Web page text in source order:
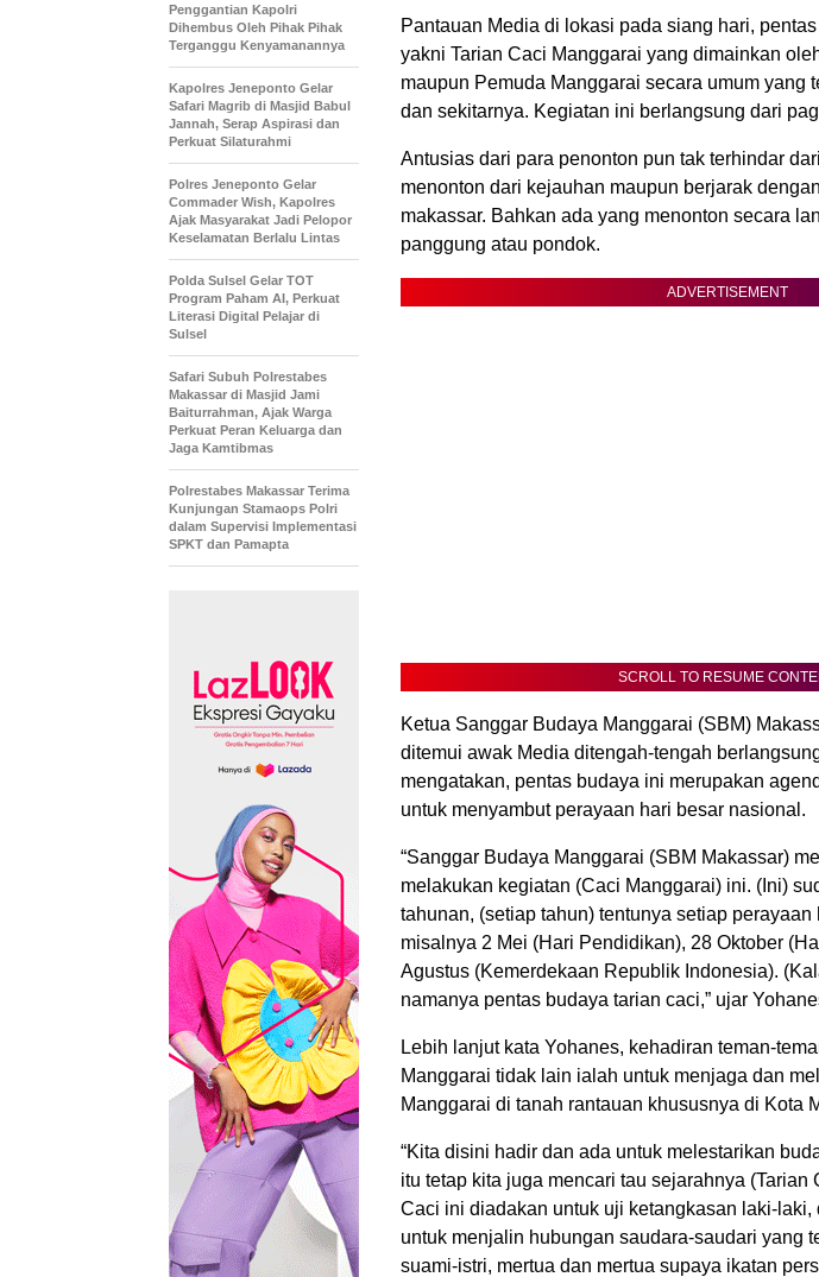
Pantauan Media di lokasi pada siang hari,
yakni Tarian Caci Manggarai yang dimainkan
maupun Pemuda Manggarai secara umum yang
dan sekitarnya. Kegiatan ini berlangsung dari
Antusias dari para penonton pun tak terhindar
menonton dari kejauhan maupun berjarak
makassar. Bahkan ada yang menonton secara
panggung atau pondok.
ADVERTISEMENT
SCROLL TO RESUME
Ketua Sanggar Budaya Manggarai (SBM)
ditemui awak Media ditengah-tengah
mengatakan, pentas budaya ini merupakan
untuk menyambut perayaan hari besar nasional.
“Sanggar Budaya Manggarai (SBM Makassar)
melakukan kegiatan (Caci Manggarai) ini. (Ini)
tahunan, (setiap tahun) tentunya setiap perayaan
misalnya 2 Mei (Hari Pendidikan), 28 Oktober
Agustus (Kemerdekaan Republik Indonesia).
namanya pentas budaya tarian caci,” ujar
Lebih lanjut kata Yohanes, kehadiran teman-
Manggarai tidak lain ialah untuk menjaga dan
Manggarai di tanah rantauan khususnya di Kota
“Kita disini hadir dan ada untuk melestarikan
itu tetap kita juga mencari tau sejarahnya (Tarian
Caci ini diadakan untuk uji ketangkasan laki-
untuk menjalin hubungan saudara-saudari yang
suami-istri, mertua dan mertua supaya ikatan
Penggantian Kapolri
Dihembus Oleh Pihak Pihak
Terganggu Kenyamanannya
Kapolres Jeneponto Gelar
Safari Magrib di Masjid Babul
Jannah, Serap Aspirasi dan
Perkuat Silaturahmi
Polres Jeneponto Gelar
Commader Wish, Kapolres
Ajak Masyarakat Jadi Pelopor
Keselamatan Berlalu Lintas
Polda Sulsel Gelar TOT
Program Paham AI, Perkuat
Literasi Digital Pelajar di
Sulsel
Safari Subuh Polrestabes
Makassar di Masjid Jami
Baiturrahman, Ajak Warga
Perkuat Peran Keluarga dan
Jaga Kamtibmas
Polrestabes Makassar Terima
Kunjungan Stamaops Polri
dalam Supervisi Implementasi
SPKT dan Pamapta